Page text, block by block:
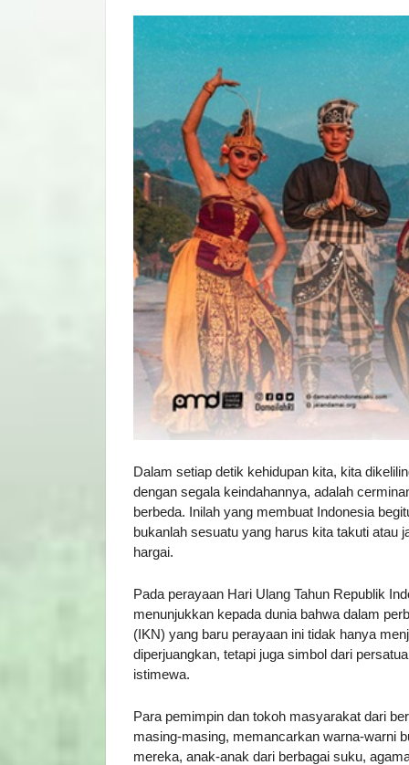
Dalam setiap detik kehidupan kita, kita
dengan segala keindahannya, adalah
berbeda. Inilah yang membuat Indonesia
bukanlah sesuatu yang harus kita takuti atau
hargai.
Pada perayaan Hari Ulang Tahun Republik
menunjukkan kepada dunia bahwa dalam
(IKN) yang baru perayaan ini tidak hanya
diperjuangkan, tetapi juga simbol dari
istimewa.
Para pemimpin dan tokoh masyarakat dari
masing-masing, memancarkan warna-warni
mereka, anak-anak dari berbagai suku,